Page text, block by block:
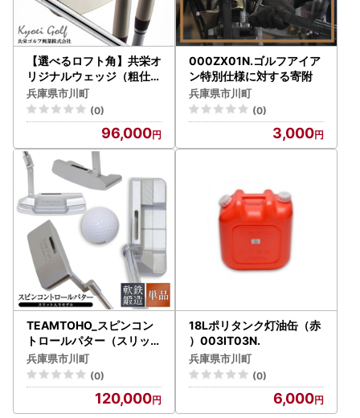
【選べるロフト角】共栄オ
リジナルウェッジ（粗仕上
げ）2本セット 096BA0
1N.
兵庫県市川町
(0)
96,000
000ZX01N.ゴルフアイア
ン特別仕様に対する寄附
兵庫県市川町
(0)
3,000
TEAMTOHO_スピンコン
トロールパター（スリット
入）ヘッドカバー付 東邦
ゴルフ 120BF01N.
兵庫県市川町
(0)
120,000
18Lポリタンク灯油缶（赤
）003IT03N.
兵庫県市川町
(0)
6,000